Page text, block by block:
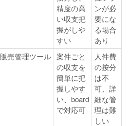
精度の高
い収支把
握がしや
すい
ンが必
要にな
る場合
あり
販売管理ツール 案件ごと
の収支を
簡単に把
握しやす
い、board
で対応可
人件費
の按分
は不
可、詳
細な管
理は難
しい